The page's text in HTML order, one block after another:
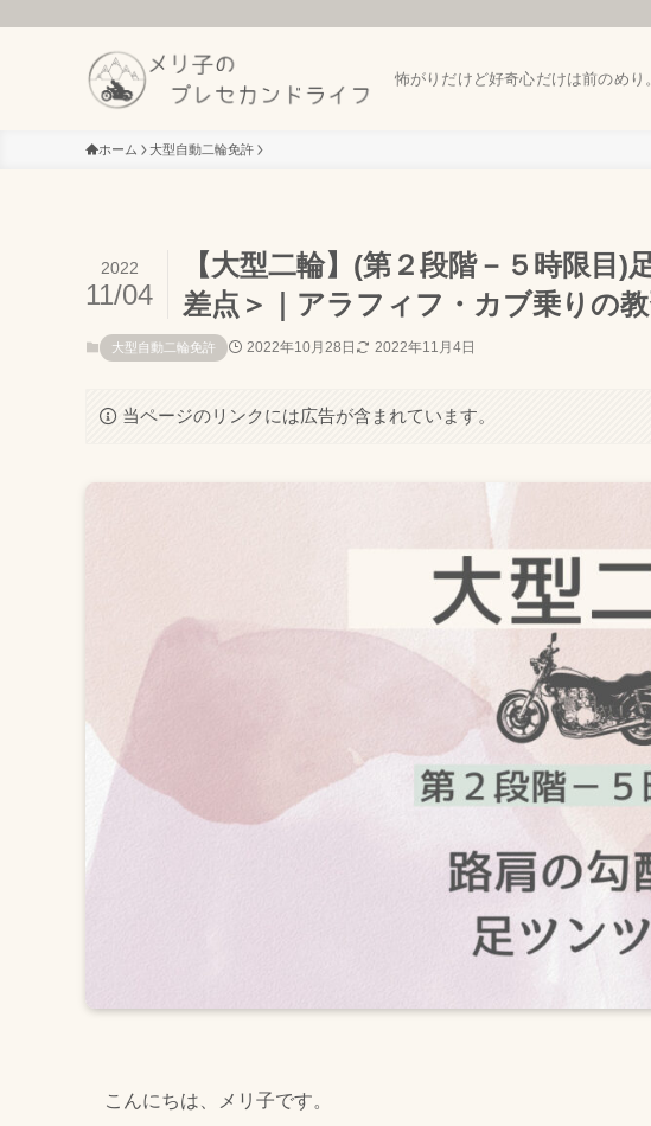
怖がりだけど好奇心だけは前のめり
ホーム 大型自動二輪免許
【大型二輪】(第２段階－５時限目
差点＞｜アラフィフ・カブ乗りの
2022
11/04
大型自動二輪免許 2022年10月28日 2022年11月4日
当ページのリンクには広告が含まれています。
こんにちは、メリ子です。